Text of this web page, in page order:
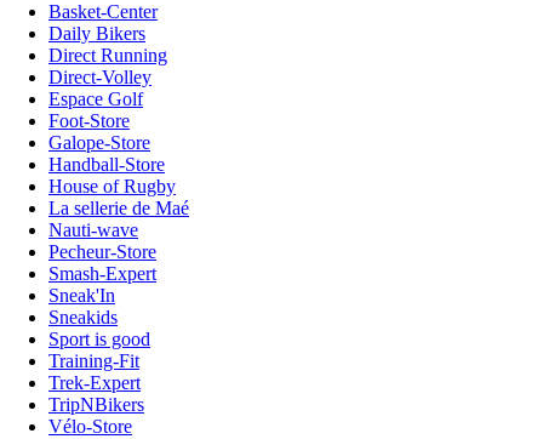
Basket-Center
Daily Bikers
Direct Running
Direct-Volley
Espace Golf
Foot-Store
Galope-Store
Handball-Store
House of Rugby
La sellerie de Maé
Nauti-wave
Pecheur-Store
Smash-Expert
Sneak'In
Sneakids
Sport is good
Training-Fit
Trek-Expert
TripNBikers
Vélo-Store